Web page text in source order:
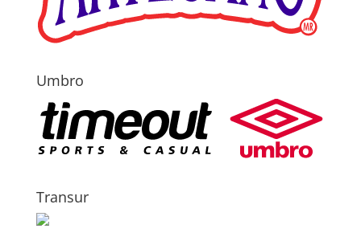
Umbro
Transur